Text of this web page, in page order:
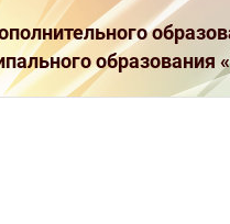
образования